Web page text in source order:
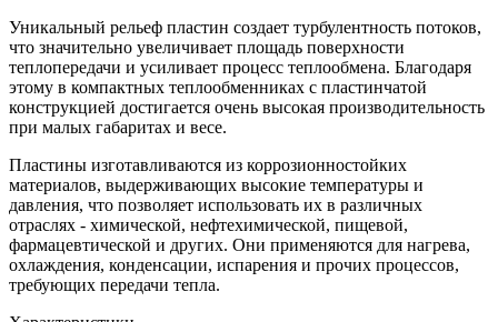
Уникальный рельеф пластин создает турбулентность потоков,
что значительно увеличивает площадь поверхности
теплопередачи и усиливает процесс теплообмена. Благодаря
этому в компактных теплообменниках с пластинчатой
конструкцией достигается очень высокая производительность
при малых габаритах и весе.
Пластины изготавливаются из коррозионностойких
материалов, выдерживающих высокие температуры и
давления, что позволяет использовать их в различных
отраслях - химической, нефтехимической, пищевой,
фармацевтической и других. Они применяются для нагрева,
охлаждения, конденсации, испарения и прочих процессов,
требующих передачи тепла.